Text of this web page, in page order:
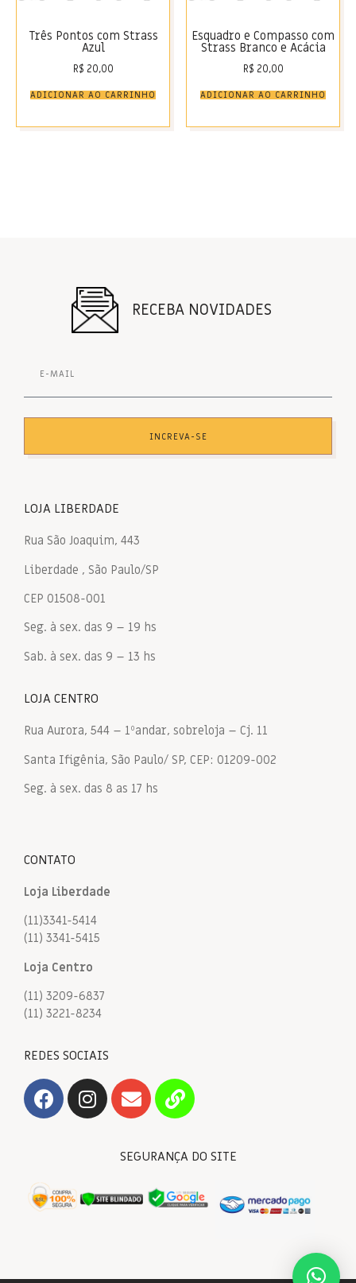
Três Pontos com Strass
Azul
R$ 20,00
ADICIONAR AO CARRINHO
Esquadro e Compasso com
Strass Branco e Acácia
R$ 20,00
ADICIONAR AO CARRINHO
RECEBA NOVIDADES
INCREVA-SE
LOJA LIBERDADE
Rua São Joaquim, 443
Liberdade , São Paulo/SP
CEP 01508-001
Seg. à sex. das 9 – 19 hs
Sab. à sex. das 9 – 13 hs
LOJA CENTRO
Rua Aurora, 544 – 1ºandar, sobreloja – Cj. 11
Santa Ifigênia, São Paulo/ SP, CEP: 01209-002
Seg. à sex. das 8 as 17 hs
CONTATO
Loja Liberdade
(11)3341-5414
(11) 3341-5415
Loja Centro
(11) 3209-6837
(11) 3221-8234
REDES SOCIAIS
SEGURANÇA DO SITE